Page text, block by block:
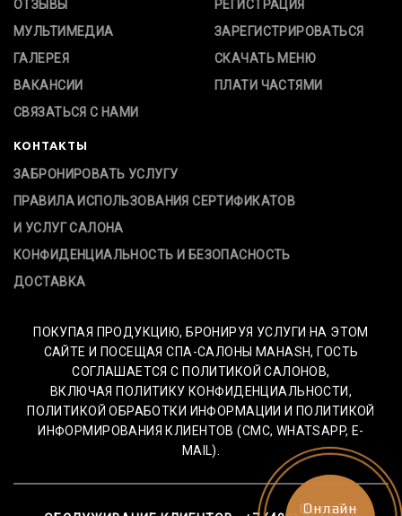
ОТЗЫВЫ
МУЛЬТИМЕДИА
ГАЛЕРЕЯ
ВАКАНСИИ
СВЯЗАТЬСЯ С НАМИ
РЕГИСТРАЦИЯ
ЗАРЕГИСТРИРОВАТЬСЯ
СКАЧАТЬ МЕНЮ
ПЛАТИ ЧАСТЯМИ
КОНТАКТЫ
ЗАБРОНИРОВАТЬ УСЛУГУ
ПРАВИЛА ИСПОЛЬЗОВАНИЯ СЕРТИФИКАТОВ
И УСЛУГ САЛОНА
КОНФИДЕНЦИАЛЬНОСТЬ И БЕЗОПАСНОСТЬ
ДОСТАВКА
ПОКУПАЯ ПРОДУКЦИЮ, БРОНИРУЯ УСЛУГИ НА ЭТОМ
САЙТЕ И ПОСЕЩАЯ СПА-САЛОНЫ MAHASH, ГОСТЬ
СОГЛАШАЕТСЯ С ПОЛИТИКОЙ САЛОНОВ,
ВКЛЮЧАЯ ПОЛИТИКУ КОНФИДЕНЦИАЛЬНОСТИ,
ПОЛИТИКОЙ ОБРАБОТКИ ИНФОРМАЦИИ И ПОЛИТИКОЙ
ИНФОРМИРОВАНИЯ КЛИЕНТОВ (СМС, WHATSAPP, E-
MAIL).
Онлайн-
Онлайн